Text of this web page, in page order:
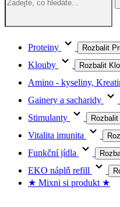
Proteiny Rozbalit
Klouby Rozbalit
Amino - kyseliny,
Gainery a sacharidy
Stimulanty
Vitalita imunita
Funkční jídla
EKO náplň refill
★ Mixni si produkt ★